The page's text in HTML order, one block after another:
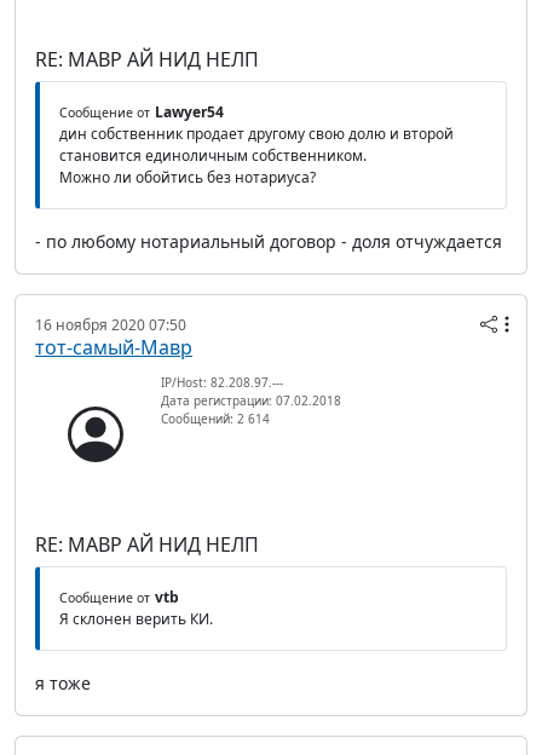
RE: МАВР АЙ НИД НЕЛП
Сообщение от Lawyer54
дин собственник продает другому свою долю и второй
становится единоличным собственником.
Можно ли обойтись без нотариуса?
- по любому нотариальный договор - доля отчуждается
16 ноября 2020 07:50
тот-самый-Мавр
IP/Host: 82.208.97.---
Дата регистрации: 07.02.2018
Сообщений: 2 614
RE: МАВР АЙ НИД НЕЛП
Сообщение от vtb
Я склонен верить КИ.
я тоже